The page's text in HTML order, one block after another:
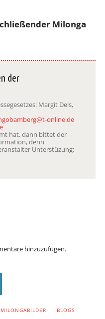
Milonga
der
Margit Dels,
online.de
hat, dann bittet der
denn
Unterstüzung:
hinzuzufügen.
MILONGABILDER BLOGS